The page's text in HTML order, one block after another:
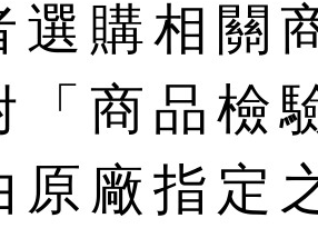
選購相關
「商品檢
原廠指定